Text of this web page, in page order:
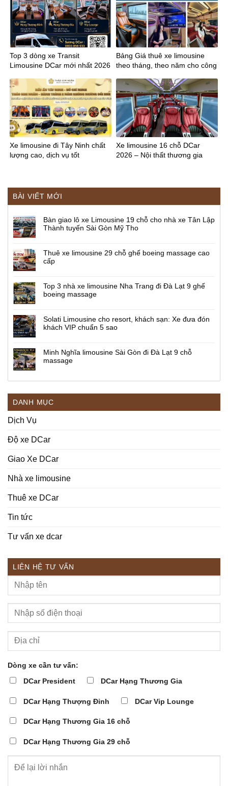
BÀI VIẾT MỚI
Bàn giao lô xe Limousine 19 chỗ cho nhà xe Tân Lập
Thành tuyến Sài Gòn Mỹ Tho
Thuê xe limousine 29 chỗ ghế boeing massage cao
cấp
Top 3 nhà xe limousine Nha Trang đi Đà Lạt 9 ghế
boeing massage
Solati Limousine cho resort, khách sạn: Xe đưa đón
khách VIP chuẩn 5 sao
Minh Nghĩa limousine Sài Gòn đi Đà Lạt 9 chỗ
massage
DANH MỤC
Dịch Vụ
Độ xe DCar
Giao Xe DCar
Nhà xe limousine
Thuê xe DCar
Tin tức
Tư vấn xe dcar
LIÊN HỆ TƯ VẤN
Dòng xe cần tư vấn:
DCar President
DCar Hạng Thương Gia
DCar Hạng Thượng Đỉnh DCar Vip Lounge
DCar Hạng Thương Gia 16 chỗ
DCar Hạng Thương Gia 29 chỗ
Top 3 dòng xe Transit
Limousine DCar mới nhất 2026
Bảng Giá thuê xe limousine
theo tháng, theo năm cho công
Xe limousine đi Tây Ninh chất
lượng cao, dịch vụ tốt
Xe limousine 16 chỗ DCar
2026 – Nội thất thương gia